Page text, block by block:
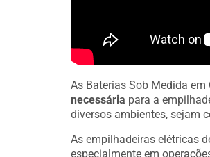
As Baterias Sob Medida
necessária para a
diversos ambientes, sejam
As empilhadeiras elétricas
especialmente em